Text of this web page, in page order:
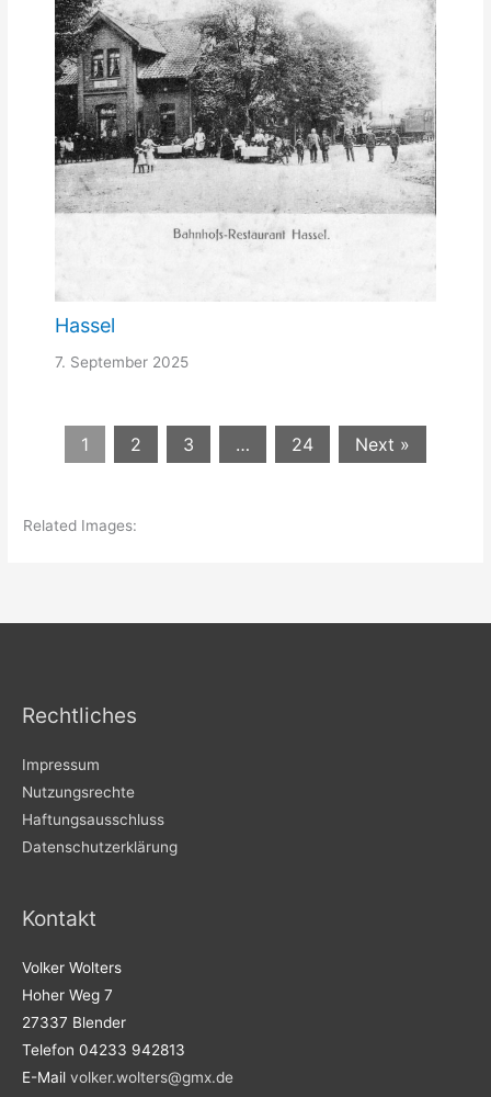
Hassel
7. September 2025
1 2 3 … 24 Next »
Related Images:
Rechtliches
Impressum
Nutzungsrechte
Haftungsausschluss
Datenschutzerklärung
Kontakt
Volker Wolters
Hoher Weg 7
27337 Blender
Telefon 04233 942813
E-Mail volker.wolters@gmx.de